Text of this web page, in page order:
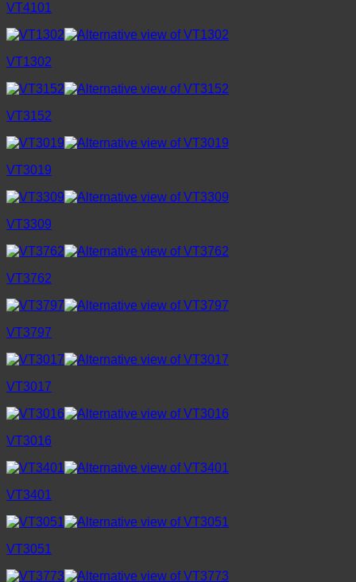
VT4101
VT1302
VT3152
VT3019
VT3309
VT3762
VT3797
VT3017
VT3016
VT3401
VT3051